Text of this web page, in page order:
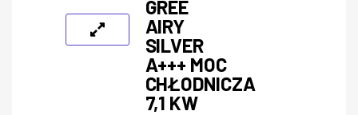
GREE
AIRY
SILVER
A+++ MOC
CHŁODNICZA
7,1 KW